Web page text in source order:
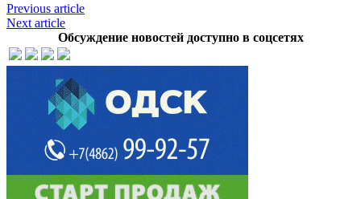
Previous article
Next article
Обсуждение новостей доступно в соцсетях